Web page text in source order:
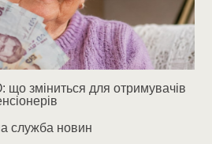
зміниться для отримувачів
служба новин